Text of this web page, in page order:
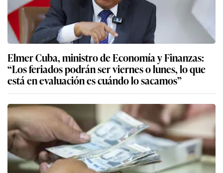
Elmer Cuba, ministro de Economía y Finanzas:
“Los feriados podrán ser viernes o lunes, lo que
está en evaluación es cuándo lo sacamos”